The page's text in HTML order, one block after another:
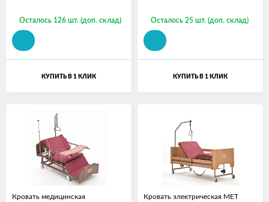
Осталось 126 шт. (доп. склад)
КУПИТЬ В 1 КЛИК
Осталось 25 шт. (доп. склад)
КУПИТЬ В 1 КЛИК
Кровать медицинская
Кровать электрическая МЕТ